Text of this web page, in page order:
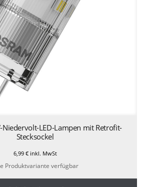
LED-Lampen mit Retrofit-
Stecksockel
6,99 €inkl. MwSt
Produktvariante verfügbar